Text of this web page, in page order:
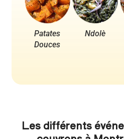
Patates
Douces
Ndolè
Les différents